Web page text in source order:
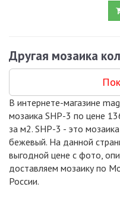
Другая мозаика
В интернете-магазине
мозаика SHP-3 по цене
за м2. SHP-3 - это
бежевый. На данной
выгодной цене с фото,
доставляем мозаику по
России.